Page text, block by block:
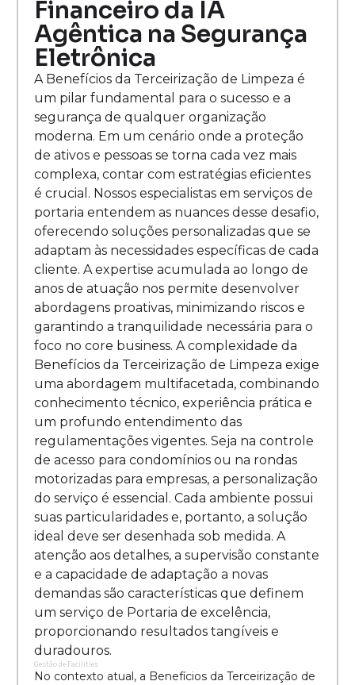
Financeiro da IA
Agêntica na Segurança
Eletrônica
A Benefícios da Terceirização de Limpeza é
um pilar fundamental para o sucesso e a
segurança de qualquer organização
moderna. Em um cenário onde a proteção
de ativos e pessoas se torna cada vez mais
complexa, contar com estratégias eficientes
é crucial. Nossos especialistas em serviços de
portaria entendem as nuances desse desafio,
oferecendo soluções personalizadas que se
adaptam às necessidades específicas de cada
cliente. A expertise acumulada ao longo de
anos de atuação nos permite desenvolver
abordagens proativas, minimizando riscos e
garantindo a tranquilidade necessária para o
foco no core business. A complexidade da
Benefícios da Terceirização de Limpeza exige
uma abordagem multifacetada, combinando
conhecimento técnico, experiência prática e
um profundo entendimento das
regulamentações vigentes. Seja na controle
de acesso para condomínios ou na rondas
motorizadas para empresas, a personalização
do serviço é essencial. Cada ambiente possui
suas particularidades e, portanto, a solução
ideal deve ser desenhada sob medida. A
atenção aos detalhes, a supervisão constante
e a capacidade de adaptação a novas
demandas são características que definem
um serviço de Portaria de excelência,
proporcionando resultados tangíveis e
duradouros.
Gestão de Facilities
No contexto atual, a Benefícios da Terceirização de